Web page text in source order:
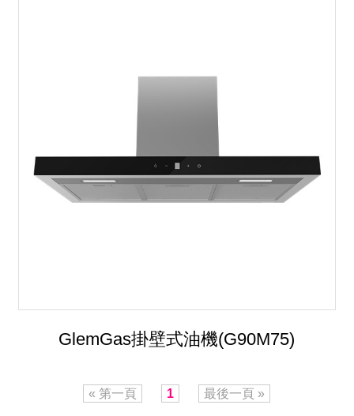
GlemGas掛壁式油機(G90M75)
« 第一頁 1 最後一頁 »